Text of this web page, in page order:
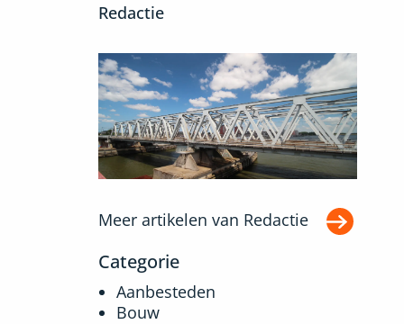
Redactie
Meer artikelen van Redactie
Categorie
Aanbesteden
Bouw